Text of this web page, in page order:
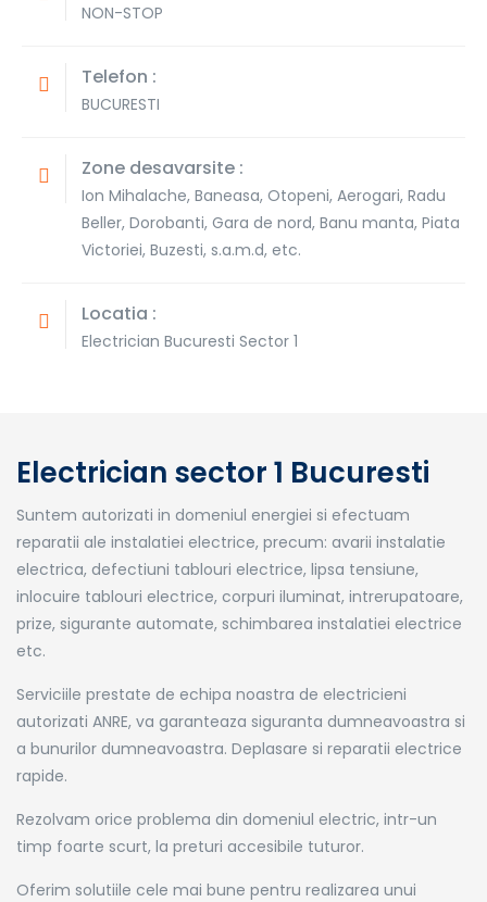
NON-STOP
Telefon :
BUCURESTI
Zone desavarsite :
Ion Mihalache, Baneasa, Otopeni, Aerogari, Radu
Beller, Dorobanti, Gara de nord, Banu manta, Piata
Victoriei, Buzesti, s.a.m.d, etc.
Locatia :
Electrician Bucuresti Sector 1
Electrician sector 1 Bucuresti
Suntem autorizati in domeniul energiei si efectuam
reparatii ale instalatiei electrice, precum: avarii instalatie
electrica, defectiuni tablouri electrice, lipsa tensiune,
inlocuire tablouri electrice, corpuri iluminat, intrerupatoare,
prize, sigurante automate, schimbarea instalatiei electrice
etc.
Serviciile prestate de echipa noastra de electricieni
autorizati ANRE, va garanteaza siguranta dumneavoastra si
a bunurilor dumneavoastra. Deplasare si reparatii electrice
rapide.
Rezolvam orice problema din domeniul electric, intr-un
timp foarte scurt, la preturi accesibile tuturor.
Oferim solutiile cele mai bune pentru realizarea unui